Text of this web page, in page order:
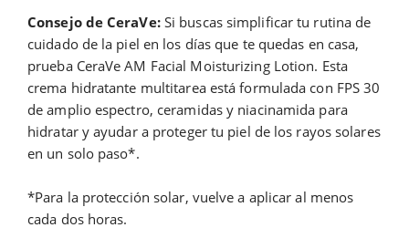
Consejo de CeraVe:Si buscas simplificar tu rutina de
cuidado de la piel en los días que te quedas en casa,
prueba CeraVe AM Facial Moisturizing Lotion. Esta
crema hidratante multitarea está formulada con FPS 30
de amplio espectro, ceramidas y niacinamida para
hidratar y ayudar a proteger tu piel de los rayos solares
en un solo paso*.
*Para la protección solar, vuelve a aplicar al menos
cada dos horas.